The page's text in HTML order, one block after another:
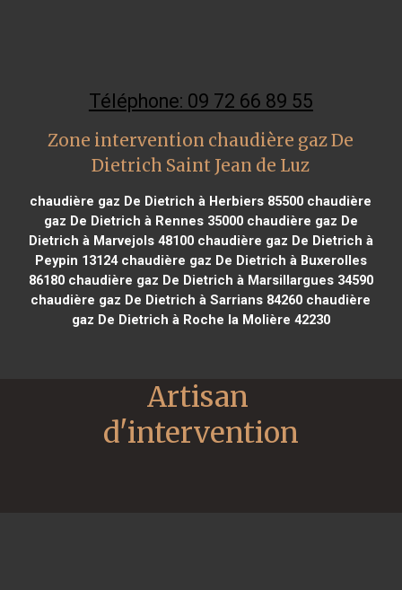
Téléphone: 09 72 66 89 55
Zone intervention chaudière gaz De
Dietrich Saint Jean de Luz
chaudière gaz De Dietrich à Herbiers 85500 chaudière
gaz De Dietrich à Rennes 35000chaudière gaz De
Dietrich à Marvejols 48100chaudière gaz De Dietrich à
Peypin 13124chaudière gaz De Dietrich à Buxerolles
86180chaudière gaz De Dietrich à Marsillargues 34590
chaudière gaz De Dietrich à Sarrians 84260 chaudière
gaz De Dietrich à Roche la Molière 42230
Artisan
d'intervention